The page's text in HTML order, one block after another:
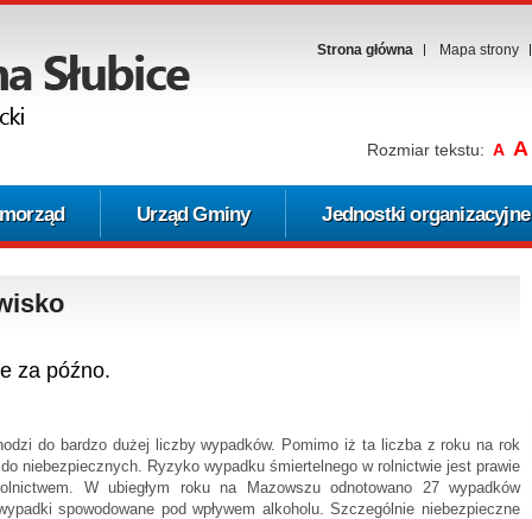
Strona główna Mapa strony
Rozmiar tekstu: A A
Urząd Gminy Jednostki organizacyjne
za późno.
do bardzo dużej liczby wypadków. Pomimo iż ta liczba z roku na rok
niebezpiecznych. Ryzyko wypadku śmiertelnego w rolnictwie jest prawie
W ubiegłym roku na Mazowszu odnotowano 27 wypadków
spowodowane pod wpływem alkoholu. Szczególnie niebezpieczne